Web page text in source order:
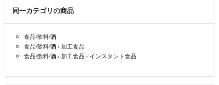
同一カテゴリの商品
食品/飲料/酒
食品/飲料/酒 › 加工食品
食品/飲料/酒 › 加工食品 › インスタント食品